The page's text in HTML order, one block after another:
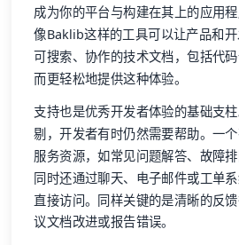
成为你的平台与构建在其上的应用程
像Baklib这样的工具可以让产品和开
可搜索、协作的技术文档，包括代
而更轻松地提供这种体验。
支持也是优秀开发者体验的基础支
剔，开发者有时仍然需要帮助。一
服务资源，如常见问题解答、故障排
同时还通过聊天、电子邮件或工单
直接访问。同样关键的是清晰的反
议文档改进或报告错误。